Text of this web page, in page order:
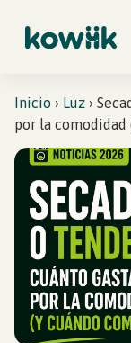
Inicio › Luz ›
por la comodidad